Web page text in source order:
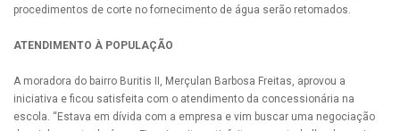
procedimentos de corte no fornecimento de água serão retomados.
ATENDIMENTO À POPULAÇÃO
A moradora do bairro Buritis II, Merçulan Barbosa Freitas, aprovou a
iniciativa e ficou satisfeita com o atendimento da concessionária na
escola. “Estava em dívida com a empresa e vim buscar uma negociação